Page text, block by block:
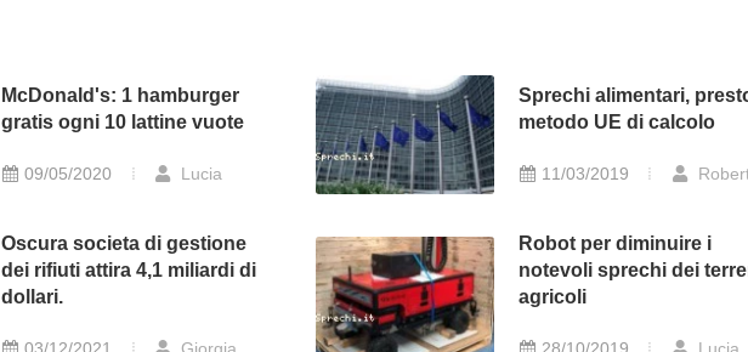
McDonald's: 1 hamburger
gratis ogni 10 lattine vuote
09/05/2020 Lucia
Sprechi alimentari,
metodo UE di calcolo
11/03/2019
Oscura societa di gestione
dei rifiuti attira 4,1 miliardi di
dollari.
Robot per diminuire i
notevoli sprechi dei
agricoli